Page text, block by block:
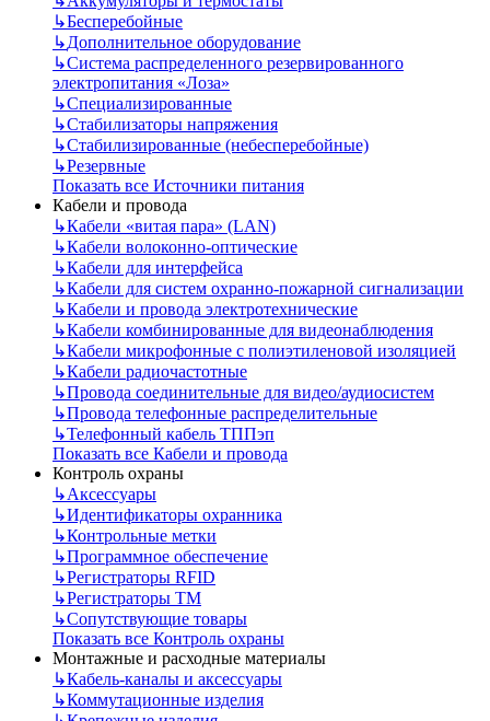
↳Бесперебойные
↳Дополнительное оборудование
↳Система распределенного резервированного
электропитания «Лоза»
↳Специализированные
↳Стабилизаторы напряжения
↳Стабилизированные (небесперебойные)
↳Резервные
Показать все Источники питания
Кабели и провода
↳Кабели «витая пара» (LAN)
↳Кабели волоконно-оптические
↳Кабели для интерфейса
↳Кабели для систем охранно-пожарной сигнализации
↳Кабели и провода электротехнические
↳Кабели комбинированные для видеонаблюдения
↳Кабели микрофонные с полиэтиленовой изоляцией
↳Кабели радиочастотные
↳Провода соединительные для видео/аудиосистем
↳Провода телефонные распределительные
↳Телефонный кабель ТППэп
Показать все Кабели и провода
Контроль охраны
↳Аксессуары
↳Идентификаторы охранника
↳Контрольные метки
↳Программное обеспечение
↳Регистраторы RFID
↳Регистраторы ТМ
↳Сопутствующие товары
Показать все Контроль охраны
Монтажные и расходные материалы
↳Кабель-каналы и аксессуары
↳Коммутационные изделия